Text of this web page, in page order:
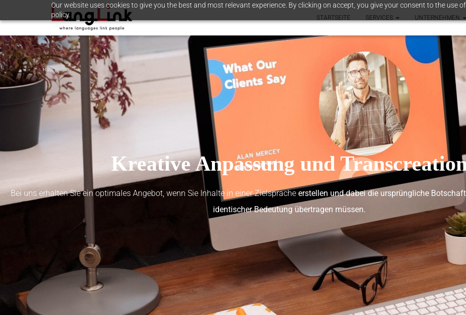
Our website uses cookies to give you the best and most relevant experience. By clicking on accept, you give your consent to the use
policy.
STARTSEITE SERVICES UNTERNEHMEN
Kreative Anpassung und
Bei uns erhalten Sie ein optimales Angebot, wenn Sie Inhalte in einer Zielsprache erstellen und dabei die ursprüngliche
identischer Bedeutung übertragen müssen.